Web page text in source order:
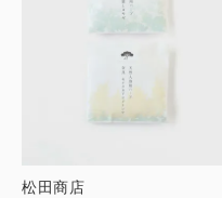
全ての商品
CONTENTS
松田商店